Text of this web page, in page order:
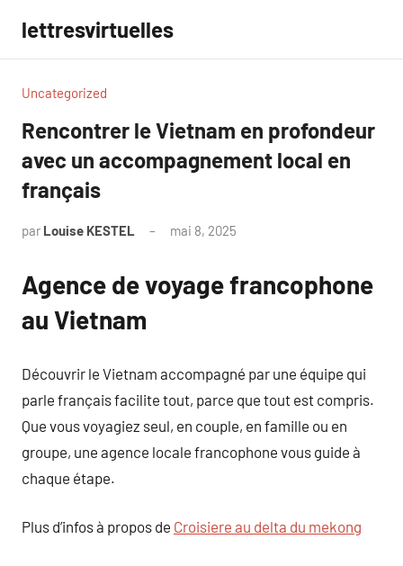
contenu
lettresvirtuelles
Uncategorized
Rencontrer le Vietnam en profondeur
avec un accompagnement local en
français
par Louise KESTEL mai 8, 2025
Agence de voyage francophone
au Vietnam
Découvrir le Vietnam accompagné par une équipe qui
parle français facilite tout, parce que tout est compris.
Que vous voyagiez seul, en couple, en famille ou en
groupe, une agence locale francophone vous guide à
chaque étape.
Plus d’infos à propos de Croisiere au delta du mekong